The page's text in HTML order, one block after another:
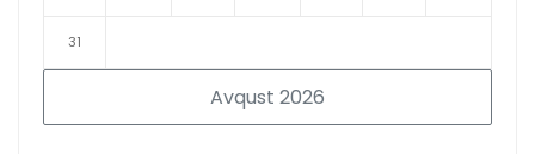
Avqust 2026
31